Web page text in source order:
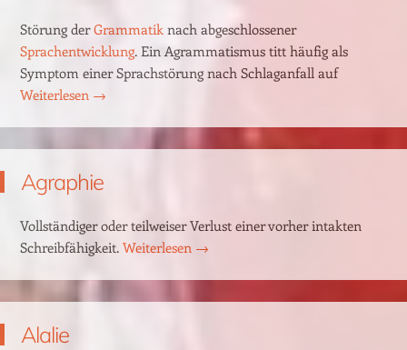
Störung derGrammatiknach abgeschlossener
Sprachentwicklung. Ein Agrammatismus titt häufig als
Symptom einer Sprachstörung nach Schlaganfall auf
Weiterlesen →
Agraphie
Vollständiger oder teilweiser Verlust einer vorher intakten
Schreibfähigkeit. Weiterlesen →
Alalie